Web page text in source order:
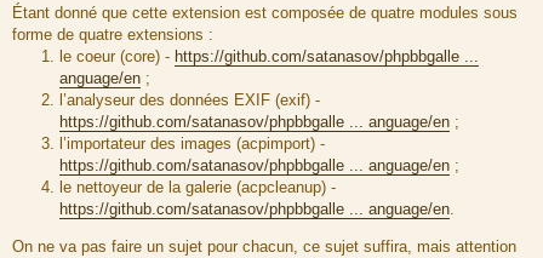
Étant donné que cette extension est composée de quatre modules sous
forme de quatre extensions :
le coeur (core) - https://github.com/satanasov/phpbbgalle ...
anguage/en ;
l’analyseur des données EXIF (exif) -
https://github.com/satanasov/phpbbgalle ... anguage/en ;
l’importateur des images (acpimport) -
https://github.com/satanasov/phpbbgalle ... anguage/en ;
le nettoyeur de la galerie (acpcleanup) -
https://github.com/satanasov/phpbbgalle ... anguage/en.
On ne va pas faire un sujet pour chacun, ce sujet suffira, mais attention